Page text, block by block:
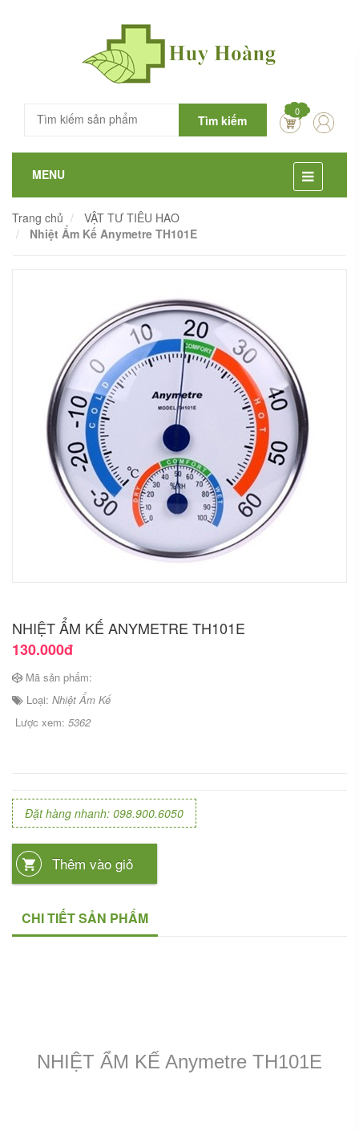
Tìm kiếm
0
MENU
Trang chủ
VẬT TƯ TIÊU HAO
Nhiệt Ẩm Kế Anymetre TH101E
NHIỆT ẨM KẾ ANYMETRE TH101E
130.000đ
Mã sản phẩm:
Loại: Nhiệt Ẩm Kế
Lược xem: 5362
Đặt hàng nhanh: 098.900.6050
Thêm vào giỏ
CHI TIẾT SẢN PHẨM
NHIỆT ẨM KẾ Anymetre TH101E